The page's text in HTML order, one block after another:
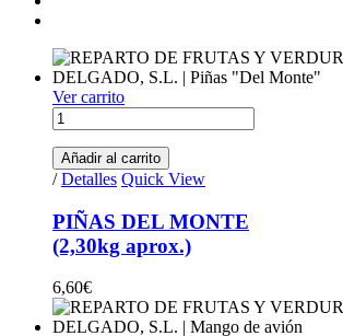
Ver carrito
PIÑAS DEL MONTE (2,30kg aprox.)
Añadir al carrito
/ Detalles Quick View
PIÑAS DEL MONTE
(2,30kg aprox.)
6,60€